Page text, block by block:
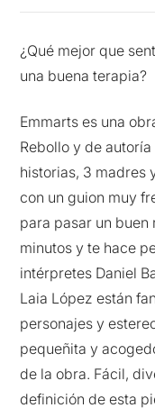
¿Qué mejor que
una buena terapia?
Emmarts es una
Rebollo y de
historias, 3 madres
con un guion muy
para pasar un buen
minutos y te hace
intérpretes Daniel
Laia López están
personajes y
pequeñita y
de la obra. Fácil,
definición de esta